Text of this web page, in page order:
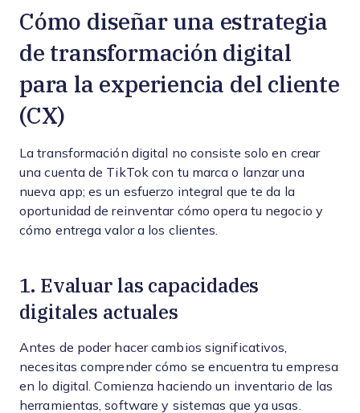
Cómo diseñar una estrategia
de transformación digital
para la experiencia del cliente
(CX)
La transformación digital no consiste solo en crear
una cuenta de TikTok con tu marca o lanzar una
nueva app; es un esfuerzo integral que te da la
oportunidad de reinventar cómo opera tu negocio y
cómo entrega valor a los clientes.
1. Evaluar las capacidades
digitales actuales
Antes de poder hacer cambios significativos,
necesitas comprender cómo se encuentra tu empresa
en lo digital. Comienza haciendo un inventario de las
herramientas, software y sistemas que ya usas.